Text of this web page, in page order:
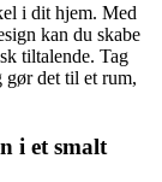
i dit hjem. Med
kan du skabe
tiltalende. Tag
det til et rum,
i et smalt